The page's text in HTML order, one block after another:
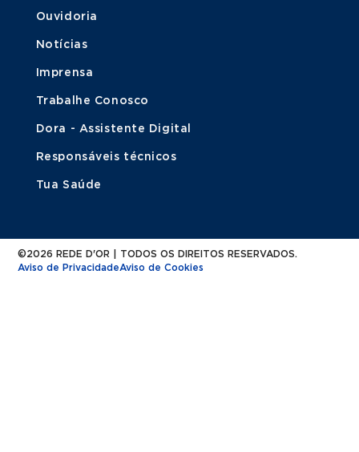
Ouvidoria
Notícias
Imprensa
Trabalhe Conosco
Dora - Assistente Digital
Responsáveis técnicos
Tua Saúde
©2026 REDE D'OR | TODOS OS DIREITOS RESERVADOS.
Aviso de PrivacidadeAviso de Cookies